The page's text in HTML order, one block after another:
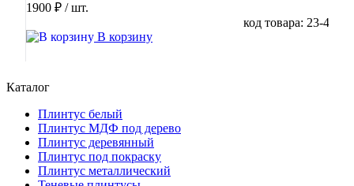
1900 ₽ / шт.
код товара: 23-4
В корзину
Каталог
Плинтус белый
Плинтус МДФ под дерево
Плинтус деревянный
Плинтус под покраску
Плинтус металлический